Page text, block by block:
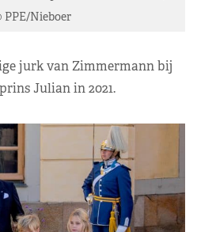
PPE/Nieboer
jurk van Zimmermann bij
Julian in 2021.